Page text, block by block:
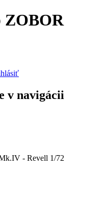
ZOBOR
v navigácii
- Revell 1/72